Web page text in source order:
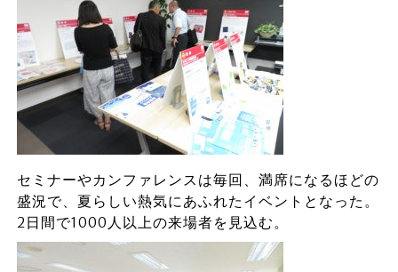
セミナーやカンファレンスは毎回、満席になるほどの
盛況で、夏らしい熱気にあふれたイベントとなった。
2日間で1000人以上の来場者を見込む。